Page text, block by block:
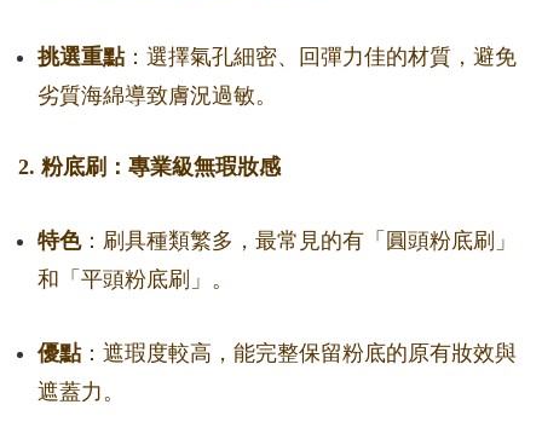
挑選重點：選擇氣孔細密、回彈力佳的材質，避免
劣質海綿導致膚況過敏。
2. 粉底刷：專業級無瑕妝感
特色：刷具種類繁多，最常見的有「圓頭粉底刷」
和「平頭粉底刷」。
優點：遮瑕度較高，能完整保留粉底的原有妝效與
遮蓋力。